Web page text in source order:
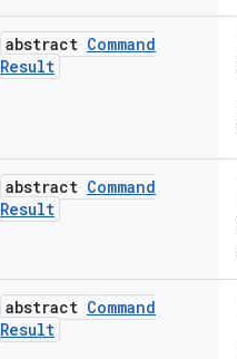
abstract Command
Result
abstract Command
Result
abstract Command
Result